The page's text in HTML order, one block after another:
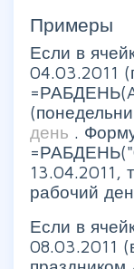
Примеры
Если в
04.03.2011
день .
13.04.2011,
рабочий
Если в
08.03.2011